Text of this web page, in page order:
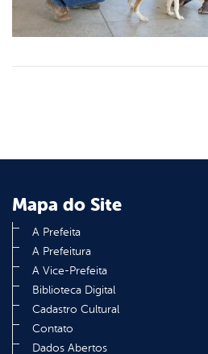
Mapa do Site
A Prefeita
A Prefeitura
A Vice-Prefeita
Biblioteca Digital
Cadastro Cultural
Contato
Dados Abertos